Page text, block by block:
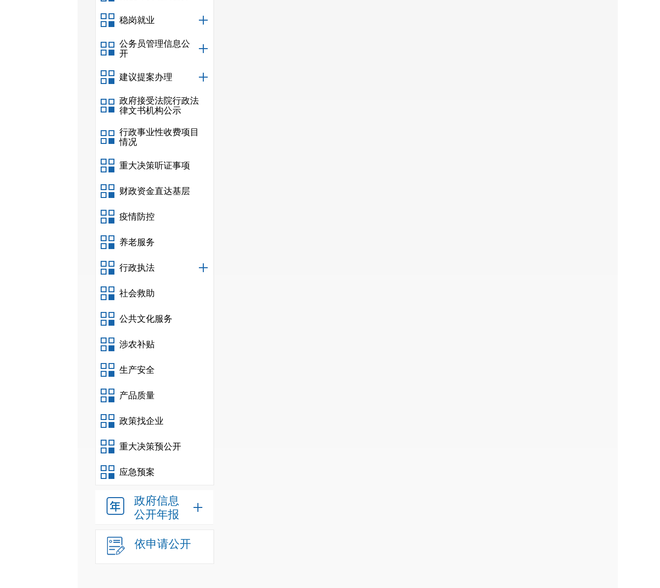
稳岗就业
公务员管理信息公
开
建议提案办理
政府接受法院行政法
律文书机构公示
行政事业性收费项目
情况
重大决策听证事项
财政资金直达基层
疫情防控
养老服务
行政执法
社会救助
公共文化服务
涉农补贴
生产安全
产品质量
政策找企业
重大决策预公开
应急预案
政府信息
公开年报
依申请公开